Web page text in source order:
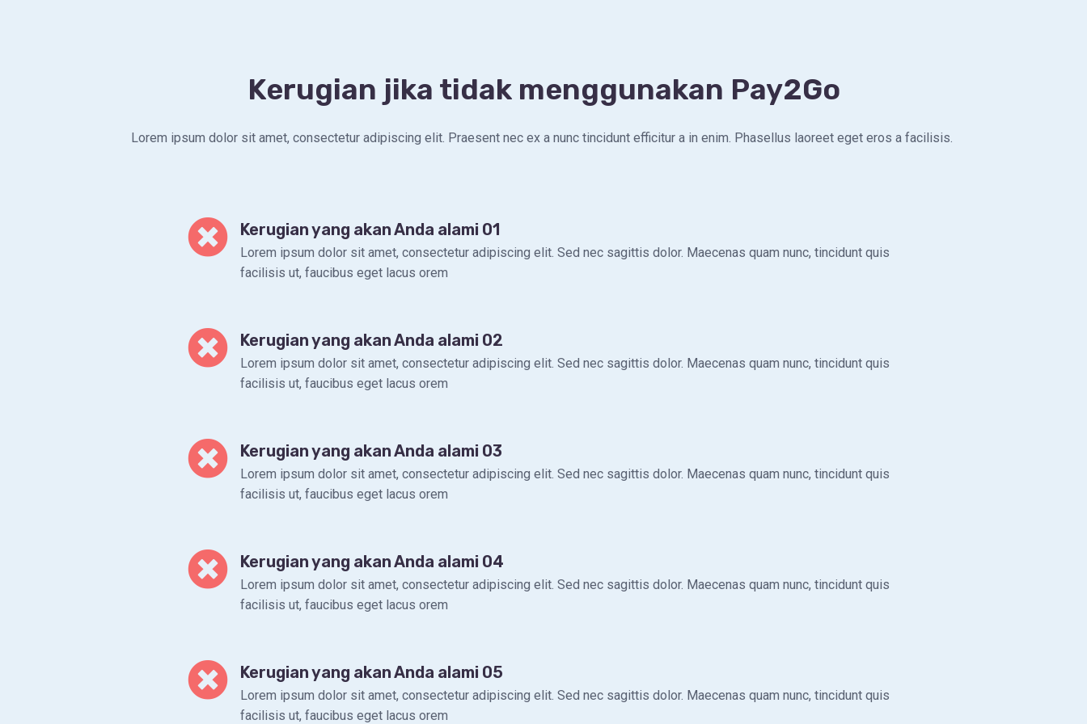
Kerugian jika tidak menggunakan Pay2Go
Lorem ipsum dolor sit amet, consectetur adipiscing elit. Praesent nec ex a nunc tincidunt efficitur a in enim. Phasellus laoreet eget eros a facilisis.
Kerugian yang akan Anda alami 01
Lorem ipsum dolor sit amet, consectetur adipiscing elit. Sed nec sagittis dolor. Maecenas quam nunc, tincidunt quis
facilisis ut, faucibus eget lacus orem
Kerugian yang akan Anda alami 02
Lorem ipsum dolor sit amet, consectetur adipiscing elit. Sed nec sagittis dolor. Maecenas quam nunc, tincidunt quis
facilisis ut, faucibus eget lacus orem
Kerugian yang akan Anda alami 03
Lorem ipsum dolor sit amet, consectetur adipiscing elit. Sed nec sagittis dolor. Maecenas quam nunc, tincidunt quis
facilisis ut, faucibus eget lacus orem
Kerugian yang akan Anda alami 04
Lorem ipsum dolor sit amet, consectetur adipiscing elit. Sed nec sagittis dolor. Maecenas quam nunc, tincidunt quis
facilisis ut, faucibus eget lacus orem
Kerugian yang akan Anda alami 05
Lorem ipsum dolor sit amet, consectetur adipiscing elit. Sed nec sagittis dolor. Maecenas quam nunc, tincidunt quis
facilisis ut, faucibus eget lacus orem